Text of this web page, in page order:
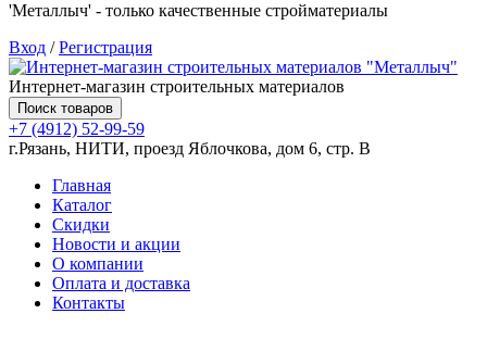
'Металлыч' - только качественные стройматериалы
Вход /Регистрация
Интернет-магазин строительных материалов
Поиск товаров
+7 (4912) 52-99-59
г.Рязань, НИТИ, проезд Яблочкова, дом 6, стр. В
Главная
Каталог
Скидки
Новости и акции
О компании
Оплата и доставка
Контакты